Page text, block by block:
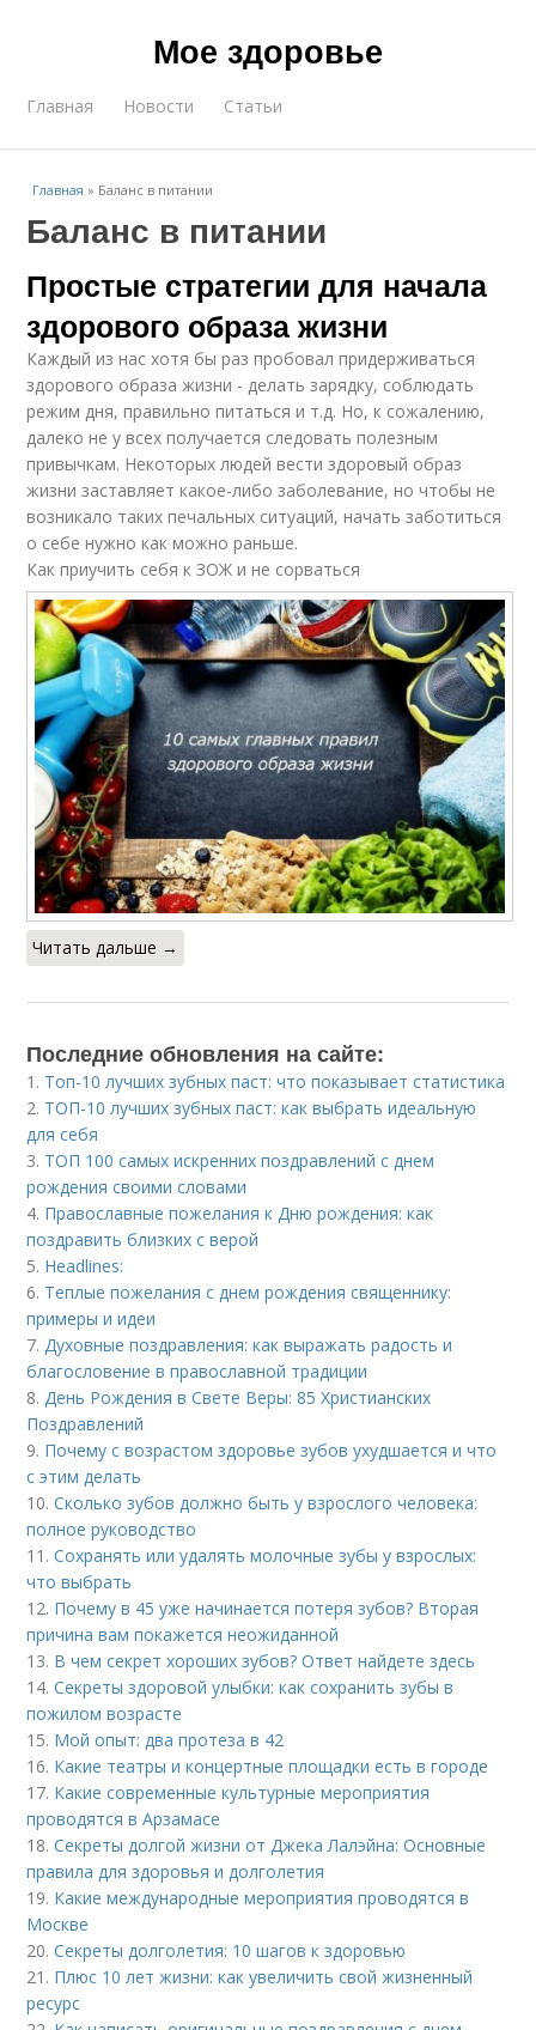
Мое здоровье
Главная Новости Статьи
Главная » Баланс в питании
Баланс в питании
Простые стратегии для начала
здорового образа жизни
Каждый из нас хотя бы раз пробовал придерживаться
здорового образа жизни - делать зарядку, соблюдать
режим дня, правильно питаться и т.д. Но, к сожалению,
далеко не у всех получается следовать полезным
привычкам. Некоторых людей вести здоровый образ
жизни заставляет какое-либо заболевание, но чтобы не
возникало таких печальных ситуаций, начать заботиться
о себе нужно как можно раньше.
Как приучить себя к ЗОЖ и не сорваться
Читать дальше →
Последние обновления на сайте:
1. Топ-10 лучших зубных паст: что показывает статистика
2. ТОП-10 лучших зубных паст: как выбрать идеальную
для себя
3. ТОП 100 самых искренних поздравлений с днем
рождения своими словами
4. Православные пожелания к Дню рождения: как
поздравить близких с верой
5. Headlines:
6. Теплые пожелания с днем рождения священнику:
примеры и идеи
7.Духовные поздравления: как выражать радость и
благословение в православной традиции
8.День Рождения в Свете Веры: 85 Христианских
Поздравлений
9. Почему с возрастом здоровье зубов ухудшается и что
с этим делать
10.Сколько зубов должно быть у взрослого человека:
полное руководство
11.Сохранять или удалять молочные зубы у взрослых:
что выбрать
12. Почему в 45 уже начинается потеря зубов? Вторая
причина вам покажется неожиданной
13. В чем секрет хороших зубов? Ответ найдете здесь
14.Секреты здоровой улыбки: как сохранить зубы в
пожилом возрасте
15. Мой опыт: два протеза в 42
16. Какие театры и концертные площадки есть в городе
17. Какие современные культурные мероприятия
проводятся в Арзамасе
18.Секреты долгой жизни от Джека Лалэйна: Основные
правила для здоровья и долголетия
19. Какие международные мероприятия проводятся в
Москве
20.Секреты долголетия: 10 шагов к здоровью
21. Плюс 10 лет жизни: как увеличить свой жизненный
ресурс